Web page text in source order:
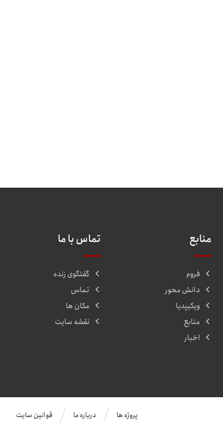
منابع
فروم
دانش محور
ویکیپدیا
منابع
اخبار
تماس با ما
گفتگوی زنده
تماس
مکان ها
نقشه سایت
قوانین سایت درباره ما پروژه ها